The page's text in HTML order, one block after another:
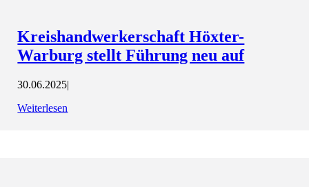
Kreishandwerkerschaft Höxter-
Warburg stellt Führung neu auf
30.06.2025|
Weiterlesen